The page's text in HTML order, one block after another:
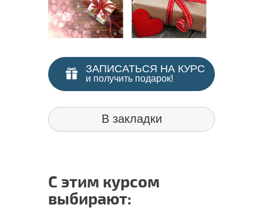
ЗАПИСАТЬСЯ НА КУРС
и получить подарок!
В закладки
С этим курсом
выбирают: